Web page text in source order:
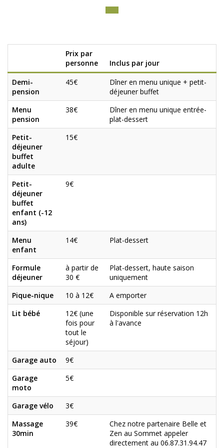
Prix par
personne
Inclus par jour
Demi-
pension
45€
Dîner en menu unique + petit-
déjeuner buffet
Menu
pension
38€
Dîner en menu unique entrée-
plat-dessert
Petit-
déjeuner
buffet
adulte
15€
Petit-
déjeuner
buffet
enfant (-12
ans)
9€
Menu
enfant
14€ Plat-dessert
Formule
déjeuner
à partir de
30 €
Plat-dessert, haute saison
uniquement
Pique-nique
10 à 12€
A emporter
Lit bébé
12€ (une
fois pour
tout le
séjour)
Disponible sur réservation 12h
à l'avance
Garage auto
9€
Garage
moto
5€
Garage vélo
3€
Massage
30min
39€
Chez notre partenaire Belle et
Zen au Sommet appeler
directement au 06.87.31.94.47